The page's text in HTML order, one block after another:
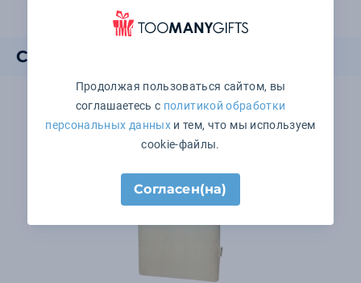
Смотрите также
Продолжая пользоваться сайтом, вы
соглашаетесь с политикой обработки
персональных данныхи тем, что мы используем
cookie-файлы.
Согласен(на)